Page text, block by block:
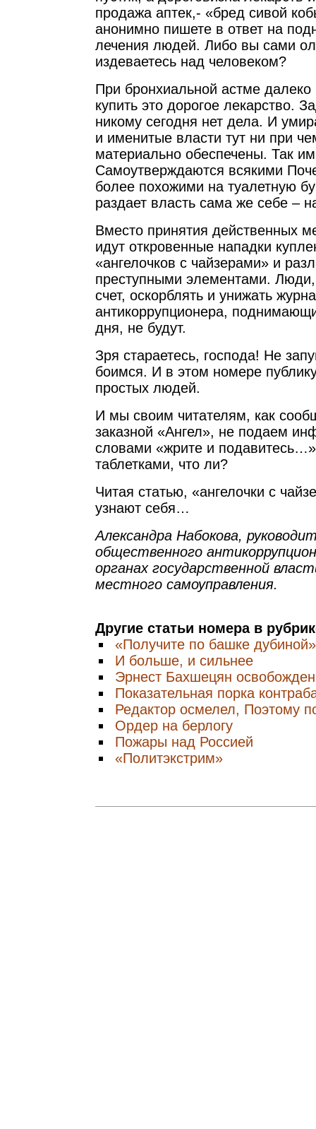
продажа аптек,- «бред сивой
анонимно пишете в ответ на
лечения людей. Либо вы сами
издеваетесь над человеком?
При бронхиальной астме
купить это дорогое лекарство.
никому сегодня нет дела. И
и именитые власти тут ни при
материально обеспечены. Так
Самоутверждаются всякими
более похожими на туалетную
раздает власть сама же себе –
Вместо принятия действенных
идут откровенные нападки
«ангелочков с чайзерами» и
преступными элементами.
счет, оскорблять и унижать
антикоррупционера,
дня, не будут.
Зря стараетесь, господа! Не
боимся. И в этом номере
простых людей.
И мы своим читателям, как
заказной «Ангел», не подаем
словами «жрите и
таблетками, что ли?
Читая статью, «ангелочки с
узнают себя…
Александра Набокова,
общественного
органах государственной
местного самоуправления.
Другие статьи номера в
«Получите по башке дубиной»
И больше, и сильнее
Эрнест Бахшецян
Показательная порка
Редактор осмелел, Поэтому
Ордер на берлогу
Пожары над Россией
«Политэкстрим»